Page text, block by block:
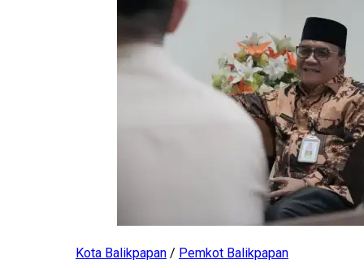
Kota Balikpapan / Pemkot Balikpapan